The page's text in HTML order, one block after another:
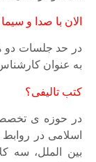
الان با صدا و
در حد جلسات دو
به عنوان
کتب تالیفی؟
در حوزه ی
اسلامی در روابط
بین الملل، سه